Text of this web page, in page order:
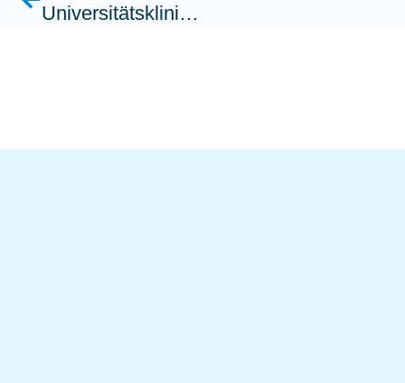
Universitätsklinik Erlangen und Jena geben Hinweise zu Ursachen und Prophylaxe von Gaumenspalten